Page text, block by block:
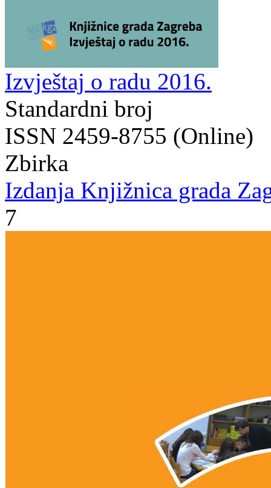
Izvještaj o radu 2016.
Standardni broj
ISSN 2459-8755 (Online)
Zbirka
Izdanja Knjižnica grada
7